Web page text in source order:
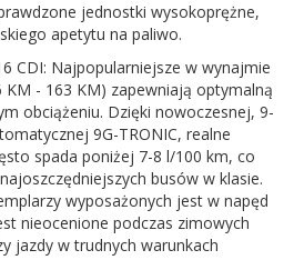
jednostki wysokoprężne,
apetytu na paliwo.
CDI: Najpopularniejsze w wynajmie
KM - 163 KM) zapewniają optymalną
obciążeniu. Dzięki nowoczesnej, 9-
9G-TRONIC, realne
spada poniżej 7-8 l/100 km, co
busów w klasie.
wyposażonych jest w napęd
nieocenione podczas zimowych
jazdy w trudnych warunkach